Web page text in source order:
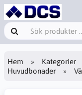
Hem Kategorier
Huvudbonader